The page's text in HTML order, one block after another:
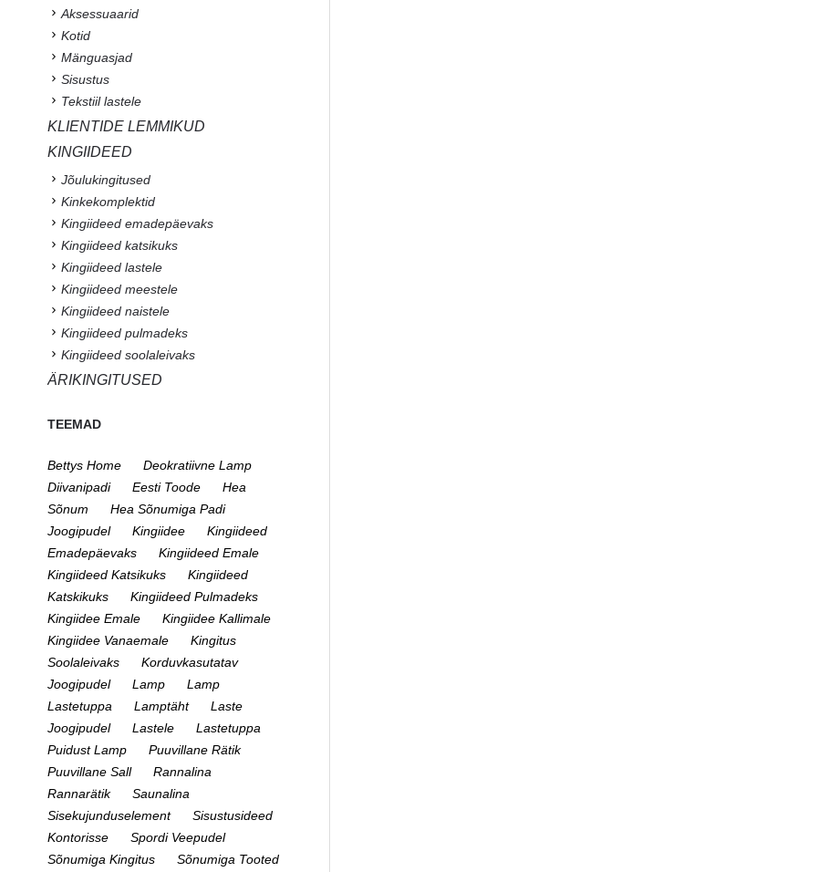
Aksessuaarid
Kotid
Mänguasjad
Sisustus
Tekstiil lastele
KLIENTIDE LEMMIKUD
KINGIIDEED
Jõulukingitused
Kinkekomplektid
Kingiideed emadepäevaks
Kingiideed katsikuks
Kingiideed lastele
Kingiideed meestele
Kingiideed naistele
Kingiideed pulmadeks
Kingiideed soolaleivaks
ÄRIKINGITUSED
TEEMAD
Bettys Home
Deokratiivne Lamp
Diivanipadi
Eesti Toode
Hea
Sõnum
Hea Sõnumiga Padi
Joogipudel
Kingiidee
Kingiideed
Emadepäevaks
Kingiideed Emale
Kingiideed Katsikuks
Kingiideed
Katskikuks
Kingiideed Pulmadeks
Kingiidee Emale
Kingiidee Kallimale
Kingiidee Vanaemale
Kingitus
Soolaleivaks
Korduvkasutatav
Joogipudel
Lamp
Lamp
Lastetuppa
Lamptäht
Laste
Joogipudel
Lastele
Lastetuppa
Puidust Lamp
Puuvillane Rätik
Puuvillane Sall
Rannalina
Rannarätik
Saunalina
Sisekujunduselement
Sisustusideed
Kontorisse
Spordi Veepudel
Sõnumiga Kingitus
Sõnumiga Tooted